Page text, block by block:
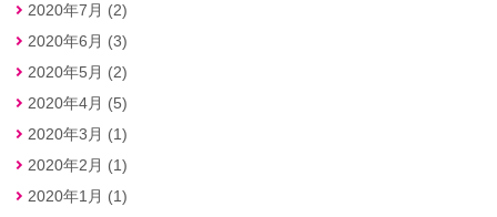
2020年7月 (2)
2020年6月 (3)
2020年5月 (2)
2020年4月 (5)
2020年3月 (1)
2020年2月 (1)
2020年1月 (1)